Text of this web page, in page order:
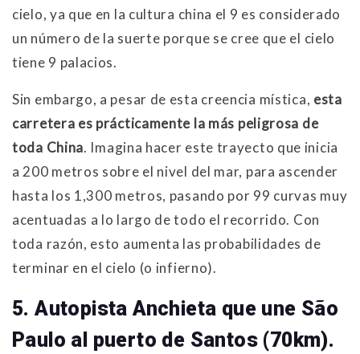
cielo, ya que en la cultura china el 9 es considerado
un número de la suerte porque se cree que el cielo
tiene 9 palacios.
Sin embargo, a pesar de esta creencia mística, esta
carretera es prácticamente la más peligrosa de
toda China. Imagina hacer este trayecto que inicia
a 200 metros sobre el nivel del mar, para ascender
hasta los 1,300 metros, pasando por 99 curvas muy
acentuadas a lo largo de todo el recorrido. Con
toda razón, esto aumenta las probabilidades de
terminar en el cielo (o infierno).
5. Autopista Anchieta que une São
Paulo al puerto de Santos (70km).